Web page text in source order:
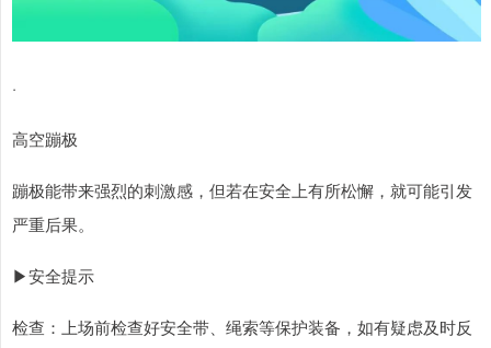
·
高空蹦极
蹦极能带来强烈的刺激感，但若在安全上有所松懈，就可能引发
严重后果。
▶安全提示
检查：上场前检查好安全带、绳索等保护装备，如有疑虑及时反